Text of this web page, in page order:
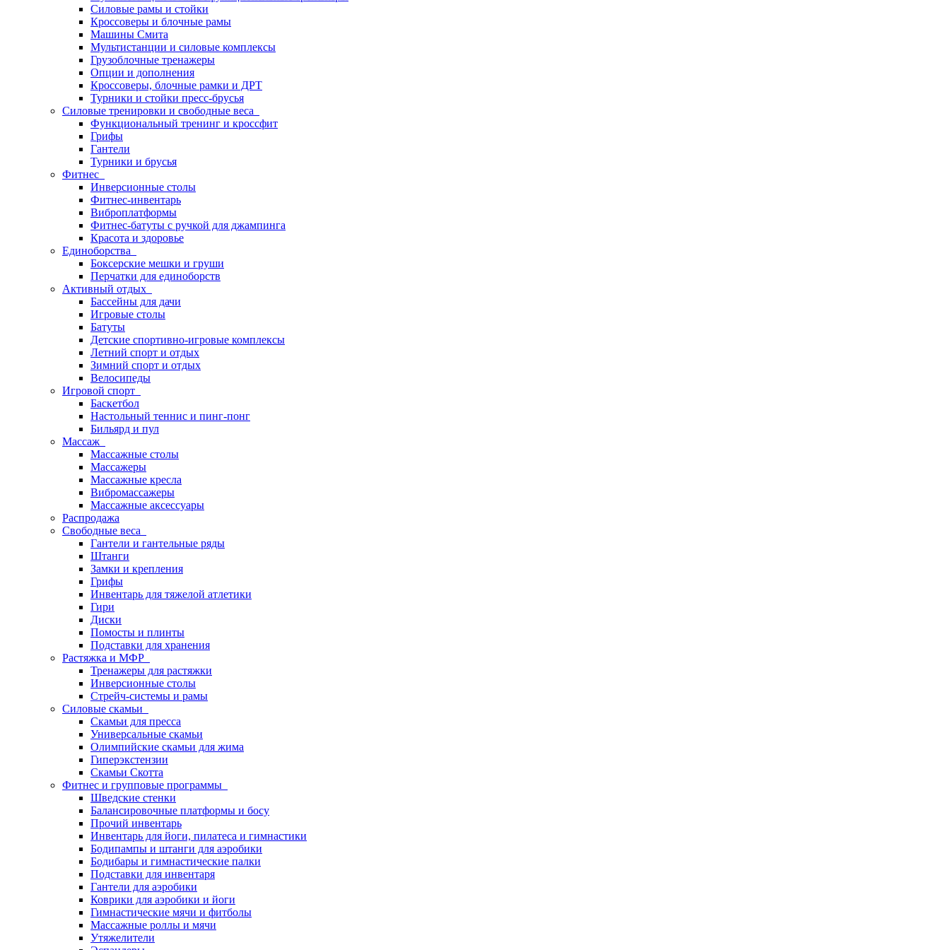
Силовые рамы и стойки
Кроссоверы и блочные рамы
Машины Смита
Мультистанции и силовые комплексы
Грузоблочные тренажеры
Опции и дополнения
Кроссоверы, блочные рамки и ДРТ
Турники и стойки пресс-брусья
Силовые тренировки и свободные веса
Функциональный тренинг и кроссфит
Грифы
Гантели
Турники и брусья
Фитнес
Инверсионные столы
Фитнес-инвентарь
Виброплатформы
Фитнес-батуты с ручкой для джампинга
Красота и здоровье
Единоборства
Боксерские мешки и груши
Перчатки для единоборств
Активный отдых
Бассейны для дачи
Игровые столы
Батуты
Детские спортивно-игровые комплексы
Летний спорт и отдых
Зимний спорт и отдых
Велосипеды
Игровой спорт
Баскетбол
Настольный теннис и пинг-понг
Бильярд и пул
Массаж
Массажные столы
Массажеры
Массажные кресла
Вибромассажеры
Массажные аксессуары
Распродажа
Свободные веса
Гантели и гантельные ряды
Штанги
Замки и крепления
Грифы
Инвентарь для тяжелой атлетики
Гири
Диски
Помосты и плинты
Подставки для хранения
Растяжка и МФР
Тренажеры для растяжки
Инверсионные столы
Стрейч-системы и рамы
Силовые скамьи
Скамьи для пресса
Универсальные скамьи
Олимпийские скамьи для жима
Гиперэкстензии
Скамьи Скотта
Фитнес и групповые программы
Шведские стенки
Балансировочные платформы и босу
Прочий инвентарь
Инвентарь для йоги, пилатеса и гимнастики
Бодипампы и штанги для аэробики
Бодибары и гимнастические палки
Подставки для инвентаря
Гантели для аэробики
Коврики для аэробики и йоги
Гимнастические мячи и фитболы
Массажные роллы и мячи
Утяжелители